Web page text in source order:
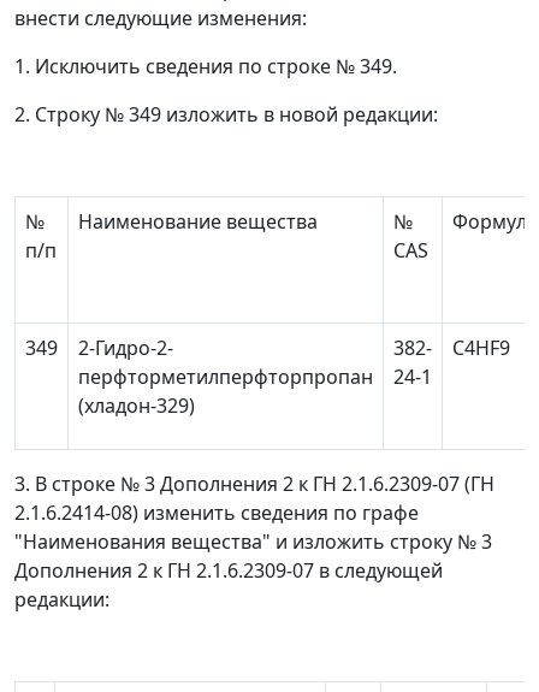
внести следующие изменения:
1. Исключить сведения по строке № 349.
2. Строку № 349 изложить в новой редакции:
№
п/п
Наименование вещества
№
CAS
Формула
349
2-Гидро-2-
перфторметилперфторпропан
(хладон-329)
382-
24-1
C4HF9
3. В строке № 3 Дополнения 2 к ГН 2.1.6.2309-07 (ГН
2.1.6.2414-08) изменить сведения по графе
"Наименования вещества" и изложить строку № 3
Дополнения 2 к ГН 2.1.6.2309-07 в следующей
редакции: